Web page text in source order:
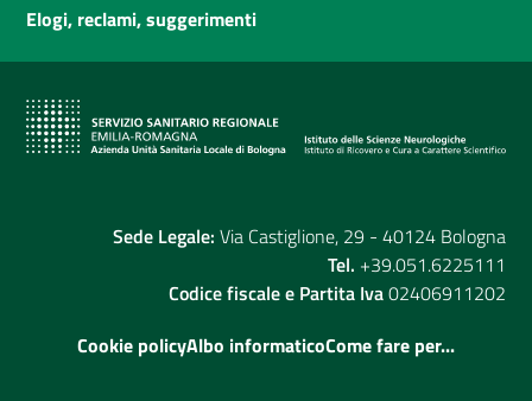
Elogi, reclami, suggerimenti
Sede Legale: Via Castiglione, 29 - 40124 Bologna
Tel. +39.051.6225111
Codice fiscale e Partita Iva02406911202
Cookie policyAlbo informaticoCome fare per...